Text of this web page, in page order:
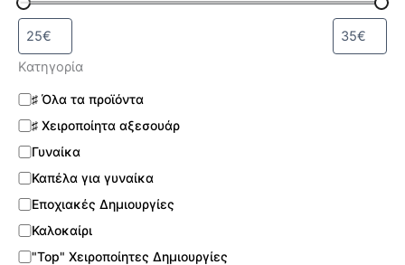
Κατηγορία
♯ Όλα τα προϊόντα
♯ Χειροποίητα αξεσουάρ
Γυναίκα
Καπέλα για γυναίκα
Εποχιακές Δημιουργίες
Καλοκαίρι
"Top" Χειροποίητες Δημιουργίες